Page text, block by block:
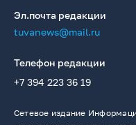
Эл.почта редакции
tuvanews@mail.ru
Телефон редакции
+7 394 223 36 19
Сетевое издание